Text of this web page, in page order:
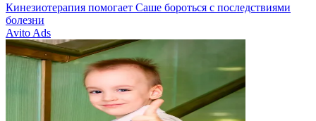
Кинезиотерапия помогает Саше бороться с последствиями
болезни
Avito Ads